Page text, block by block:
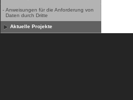
- Anweisungen für die Anforderung von
Daten durch Dritte
Aktuelle Projekte